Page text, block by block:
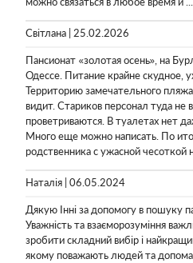
Світлана | 25.02.2026
Пансионат «золотая осень», на
Одессе. Питание крайне скудное,
Территорию замечательного
видит. Стариков персонал туда не
проветриваются. В туалетах нет
Много еще можно написать. По
родственника с ужасной чесоткой
Наталія | 06.05.2024
Дякую Інні за допомогу в пошуку
Уважність та взаєморозуміння
зробити складний вибір і
якому поважають людей та